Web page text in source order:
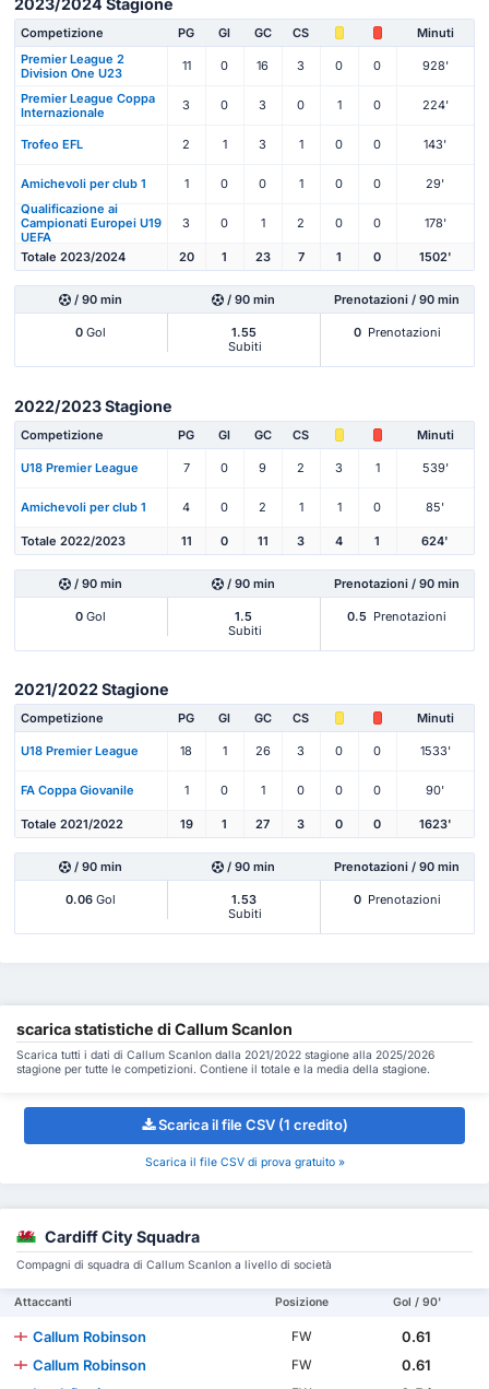
Competizione PG Gl GC CS
Minuti
Premier League 2
Division One U23
11 0 16 3 0 0 928'
Premier League Coppa
Internazionale
3 0 3 0 1 0 224'
Trofeo EFL 2 1 3 1 0 0 143'
Amichevoli per club 1 1 0 0 1 0 0
29'
Qualificazione ai
Campionati Europei U19
UEFA
3 0 1 2 0 0 178'
Totale 2023/2024 20 1 23 7 1 0 1502'
/ 90 min / 90 min Prenotazioni / 90 min
0 Gol
1.55
Subiti
0 Prenotazioni
2022/2023 Stagione
Competizione PG Gl GC CS Minuti
U18 Premier League 7 0 9 2 3 1 539'
Amichevoli per club 1 4 0 2 1 1 0 85'
Totale 2022/2023 11 0 11 3 4 1 624'
/ 90 min / 90 min Prenotazioni / 90 min
0 Gol
1.5
Subiti
0.5 Prenotazioni
2021/2022 Stagione
Competizione PG Gl GC CS Minuti
U18 Premier League 18 1 26 3 0 0 1533'
FA Coppa Giovanile 1 0 1 0 0 0 90'
Totale 2021/2022 19 1 27 3 0 0 1623'
/ 90 min / 90 min Prenotazioni / 90 min
0.06 Gol
1.53
Subiti
0 Prenotazioni
scarica statistiche di Callum Scanlon
Scarica tutti i dati di Callum Scanlon dalla 2021/2022 stagione alla 2025/2026
stagione per tutte le competizioni. Contiene il totale e la media della stagione.
Scarica il file CSV (1 credito)
Scarica il file CSV di prova gratuito »
Cardiff City Squadra
Compagni di squadra di Callum Scanlon a livello di società
Attaccanti Posizione Gol / 90'
Callum Robinson FW
0.61
Callum Robinson
FW
0.61